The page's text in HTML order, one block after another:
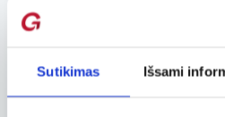
Sutikimas Išsami
Koso sala
vadinama Koso sala yra